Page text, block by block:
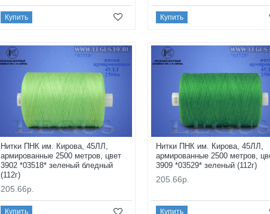
Купить Купить
Нитки ПНК им. Кирова, 45ЛЛ,
армированные 2500 метров, цвет
3902 *03518* зеленый бледный
(112г)
205.66р.
Купить
Нитки ПНК им. Кирова, 45ЛЛ,
армированные 2500 метров,
3909 *03529* зеленый (112г)
205.66р.
Купить